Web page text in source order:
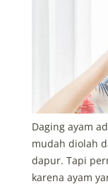
Daging ayam
mudah diolah
dapur. Tapi
karena ayam